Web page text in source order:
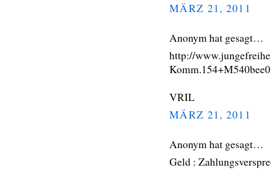
MÄRZ 21, 2011
Anonym hat gesagt…
http://
VRIL
MÄRZ 21, 2011
Anonym hat gesagt…
Geld :